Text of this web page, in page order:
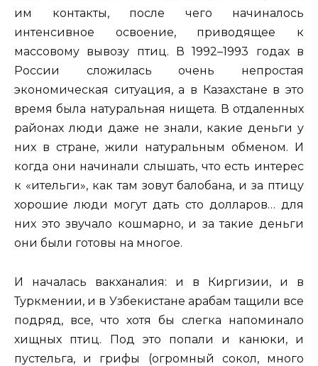
им контакты, после чего начиналось
интенсивное освоение, приводящее к
массовому вывозу птиц. В 1992–1993 годах в
России сложилась очень непростая
экономическая ситуация, а в Казахстане в это
время была натуральная нищета. В отдаленных
районах люди даже не знали, какие деньги у
них в стране, жили натуральным обменом. И
когда они начинали слышать, что есть интерес
к «ительги», как там зовут балобана, и за птицу
хорошие люди могут дать сто долларов… для
них это звучало кошмарно, и за такие деньги
они были готовы на многое.
И началась вакханалия: и в Киргизии, и в
Туркмении, и в Узбекистане арабам тащили все
подряд, все, что хотя бы слегка напоминало
хищных птиц. Под это попали и канюки, и
пустельга, и грифы (огромный сокол, много